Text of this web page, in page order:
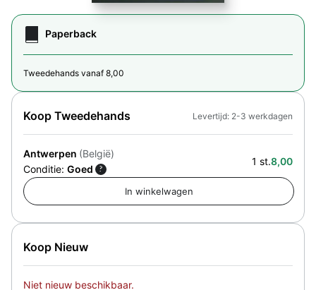
Paperback
Tweedehands vanaf 8,00
Koop Tweedehands
Antwerpen (België)
Conditie: Goed ?
1 st.8,00
Levertijd: 2-3 werkdagen
Koop Nieuw
Niet nieuw beschikbaar.